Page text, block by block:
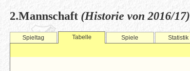
2.Mannschaft (Historie von 2016/17)
Spieltag Tabelle Spiele Statistik